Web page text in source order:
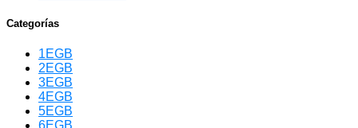
Categorías
1EGB
2EGB
3EGB
4EGB
5EGB
6EGB